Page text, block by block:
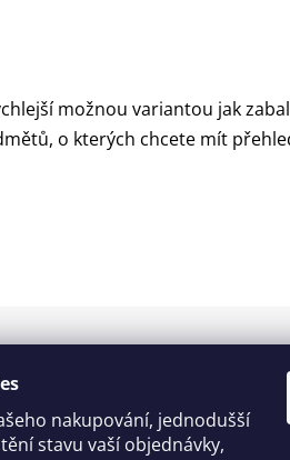
nakupování, jednodušší
stavu vaší objednávky,
možnou variantou jak
o kterých chcete mít